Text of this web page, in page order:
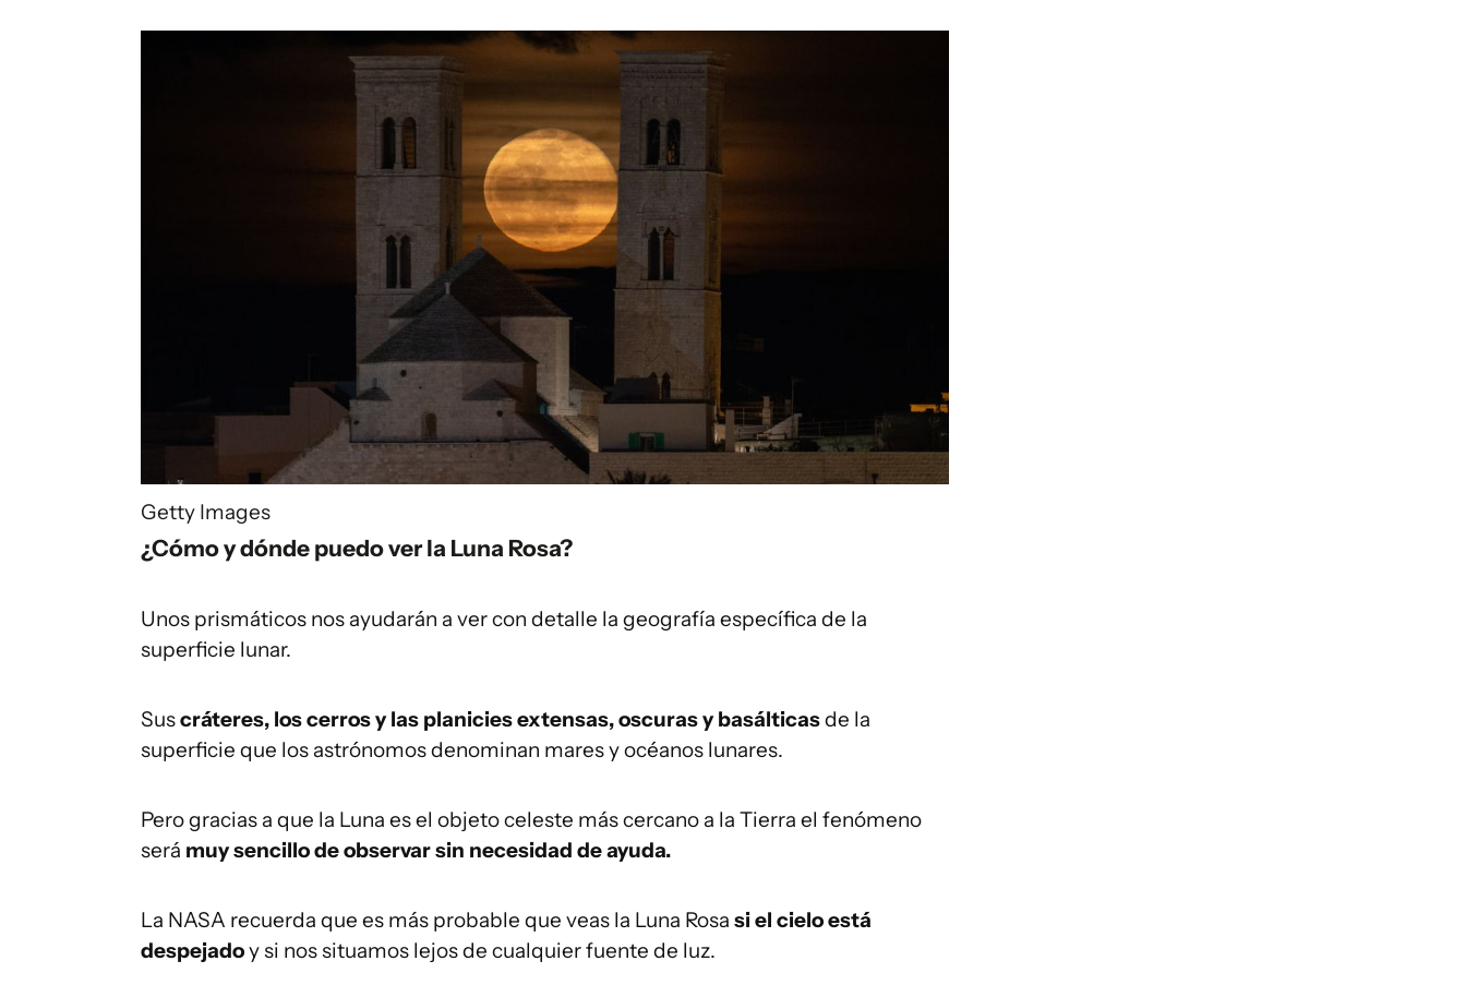
Getty Images
¿Cómo y dónde puedo ver la Luna Rosa?
Unos prismáticos nos ayudarán a ver con detalle la geografía específica de la
superficie lunar.
Suscráteres, los cerros y las planicies extensas, oscuras y basálticasde la
superficie que los astrónomos denominan mares y océanos lunares.
Pero gracias a que la Luna es el objeto celeste más cercano a la Tierra el fenómeno
será muy sencillo de observar sin necesidad de ayuda.
La NASA recuerda que es más probable que veas la Luna Rosa si el cielo está
despejadoy si nos situamos lejos de cualquier fuente de luz.